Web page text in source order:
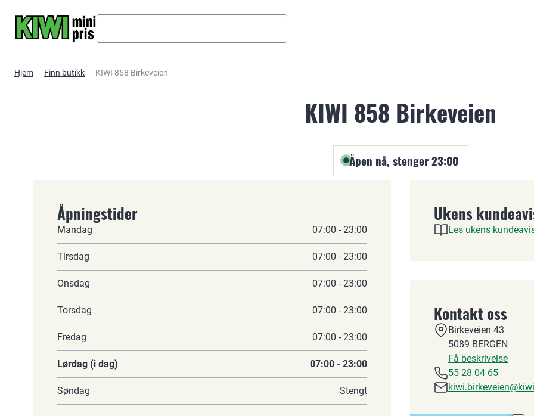
Hjem Finn butikk KIWI 858 Birkeveien
KIWI 858 Birkeveien
Åpen nå, stenger 23:00
Åpningstider
Mandag 07:00 - 23:00
Tirsdag 07:00 - 23:00
Onsdag 07:00 - 23:00
Torsdag 07:00 - 23:00
Fredag 07:00 - 23:00
Lørdag (i dag) 07:00 - 23:00
Søndag Stengt
Ukens
Les ukens
Kontakt oss
Birkeveien 43
5089 BERGEN
Få beskrivelse
55 28 04 65